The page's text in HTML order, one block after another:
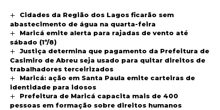
Cidades da Região dos Lagos ficarão sem
abastecimento de água na quarta-feira
Maricá emite alerta para rajadas de vento até
sábado (1º/8)
Justiça determina que pagamento da Prefeitura de
Casimiro de Abreu seja usado para quitar direitos de
trabalhadores terceirizados
Maricá: ação em Santa Paula emite carteiras de
identidade para idosos
Prefeitura de Maricá capacita mais de 400
pessoas em formação sobre direitos humanos